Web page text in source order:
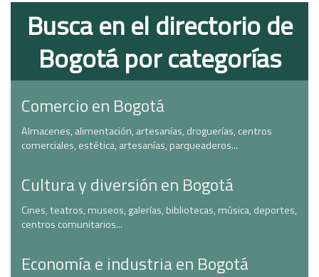
Busca en el directorio de
Bogotá por categorías
Comercio en Bogotá
Almacenes, alimentación, artesanías, droguerías, centros
comerciales, estética, artesanías, parqueaderos...
Cultura y diversión en Bogotá
Cines, teatros, museos, galerías, bibliotecas, música, deportes,
centros comunitarios...
Economía e industria en Bogotá